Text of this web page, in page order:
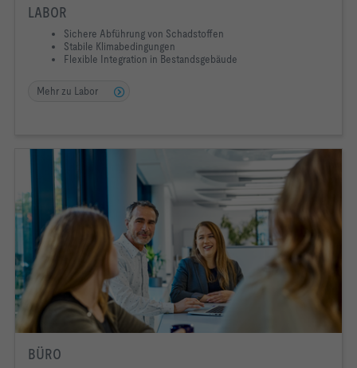
LABOR
Sichere Abführung von Schadstoffen
Stabile Klimabedingungen
Flexible Integration in Bestandsgebäude
Mehr zu Labor
BÜRO